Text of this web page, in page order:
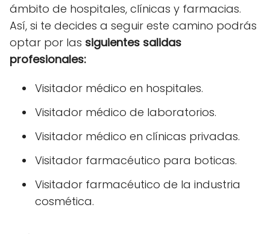
ámbito de hospitales, clínicas y farmacias.
Así, si te decides a seguir este camino podrás
optar por las siguientes salidas
profesionales:
Visitador médico en hospitales.
Visitador médico de laboratorios.
Visitador médico en clínicas privadas.
Visitador farmacéutico para boticas.
Visitador farmacéutico de la industria
cosmética.